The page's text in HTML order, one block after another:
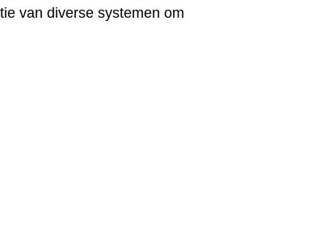
van diverse systemen om